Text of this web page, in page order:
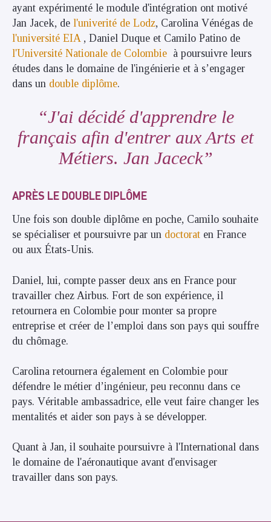
ayant expérimenté le module d'intégration ont motivé
Jan Jacek, de l'univerité de Lodz, Carolina Vénégas de
l'université EIA , Daniel Duque et Camilo Patino de
l'Université Nationale de Colombie à poursuivre leurs
études dans le domaine de l'ingénierie et à s’engager
dans un double diplôme.
J'ai décidé d'apprendre le
français afin d'entrer aux Arts et
Métiers. Jan Jaceck
APRÈS LE DOUBLE DIPLÔME
Une fois son double diplôme en poche, Camilo souhaite
se spécialiser et poursuivre par un doctorat en France
ou aux États-Unis.
Daniel, lui, compte passer deux ans en France pour
travailler chez Airbus. Fort de son expérience, il
retournera en Colombie pour monter sa propre
entreprise et créer de l’emploi dans son pays qui souffre
du chômage.
Carolina retournera également en Colombie pour
défendre le métier d’ingénieur, peu reconnu dans ce
pays. Véritable ambassadrice, elle veut faire changer les
mentalités et aider son pays à se développer.
Quant à Jan, il souhaite poursuivre à l'International dans
le domaine de l'aéronautique avant d'envisager
travailler dans son pays.